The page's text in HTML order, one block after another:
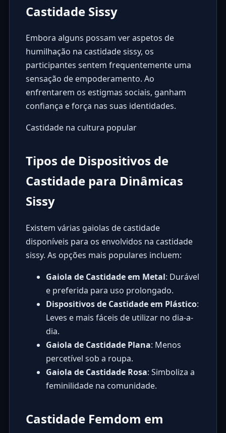
Castidade Sissy
Embora alguns possam ver aspetos de
humilhação na castidade sissy, os
participantes sentem frequentemente uma
sensação de empoderamento. Ao
enfrentarem os estigmas sociais, ganham
confiança e força nas suas identidades.
Castidade na cultura popular
Tipos de Dispositivos de
Castidade para Dinâmicas
Sissy
Existem várias gaiolas de castidade
disponíveis para os envolvidos na castidade
sissy. As opções mais populares incluem:
Gaiola de Castidade em Metal: Durável
e preferida para uso prolongado.
Dispositivos de Castidade em Plástico:
Leves e mais fáceis de utilizar no dia-a-
dia.
Gaiola de Castidade Plana: Menos
percetível sob a roupa.
Gaiola de Castidade Rosa: Simboliza a
feminilidade na comunidade.
Castidade Femdom em